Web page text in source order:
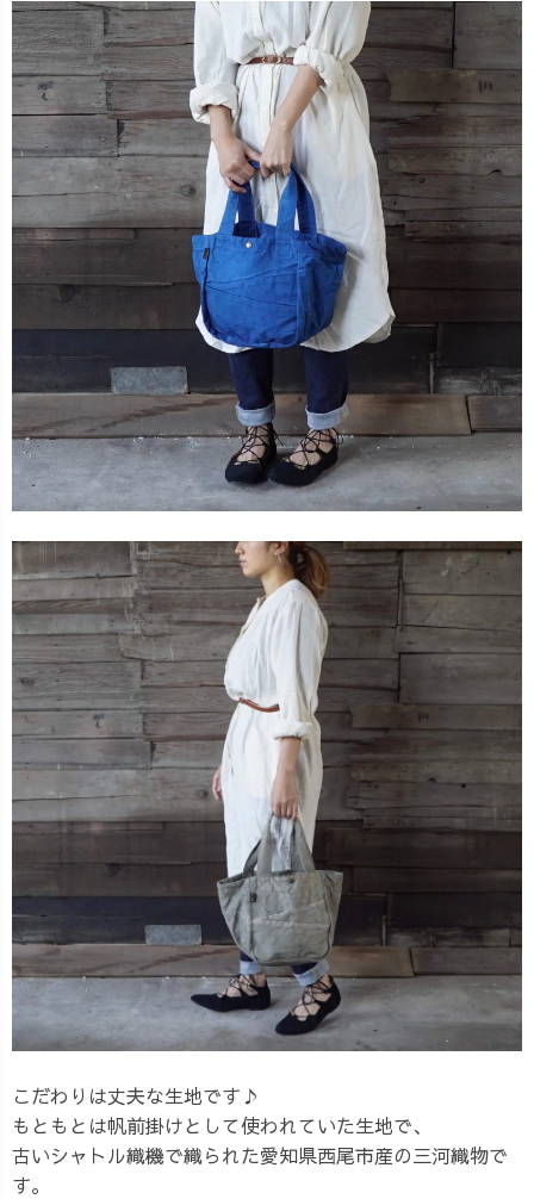
こだわりは丈夫な生地です♪
もともとは帆前掛けとして使われていた生地で、
古いシャトル織機で織られた愛知県西尾市産の三河織物で
す。